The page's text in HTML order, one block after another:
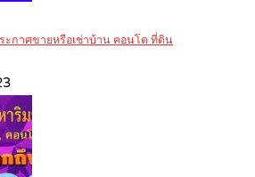
ะกาศขายหรือเช่าบ้าน คอนโด ที่ดิน